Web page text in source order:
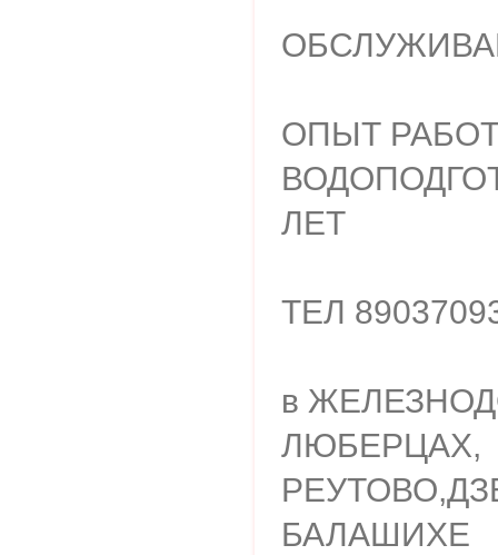
ОПЫТ
ЛЕТ
ТЕЛ
в
ЛЮБЕРЦАХ,
БАЛАШИХЕ